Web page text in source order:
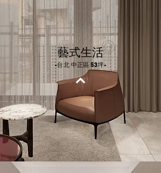
藝式生活
-台北 中正區 53坪-